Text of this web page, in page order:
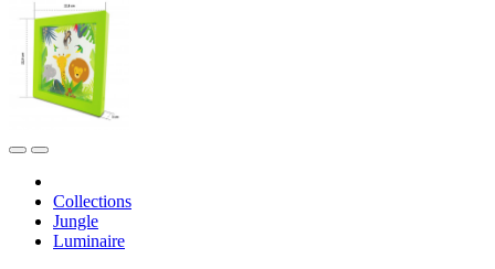
Collections
Jungle
Luminaire